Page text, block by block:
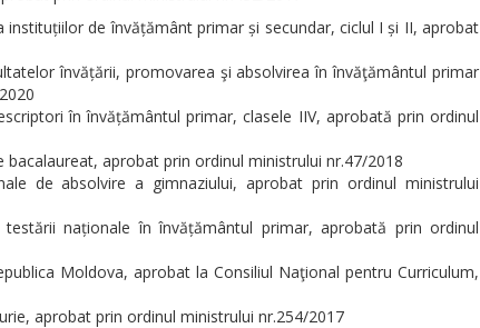
de învățământ primar și secundar, ciclul I și II, aprobat
învățării, promovarea şi absolvirea în învăţământul primar
în învățământul primar, clasele IIV, aprobată prin ordinul
aprobat prin ordinul ministrului nr.47/2018
de absolvire a gimnaziului, aprobat prin ordinul ministrului
naționale în învățământul primar, aprobată prin ordinul
Moldova, aprobat la Consiliul Naţional pentru Curriculum,
aprobat prin ordinul ministrului nr.254/2017